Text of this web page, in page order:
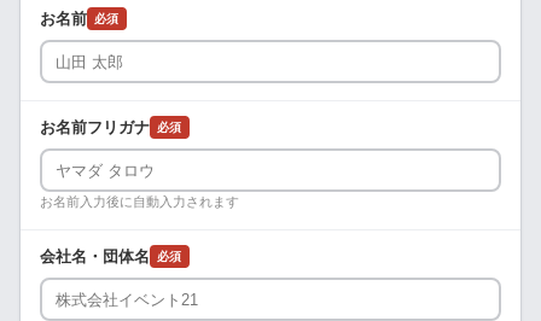
お名前 必須
お名前フリガナ 必須
お名前入力後に自動入力されます
会社名・団体名 必須